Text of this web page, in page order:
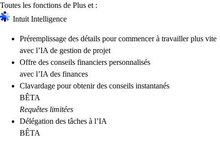
Toutes les fonctions de Plus et :
Intuit Intelligence
Préremplissage des détails pour commencer à travailler plus vite
avec l’IA de gestion de projet
Offre des conseils financiers personnalisés
avec l’IA des finances
Clavardage pour obtenir des conseils instantanés
BÊTA
Requêtes limitées
Délégation des tâches à l’IA
BÊTA